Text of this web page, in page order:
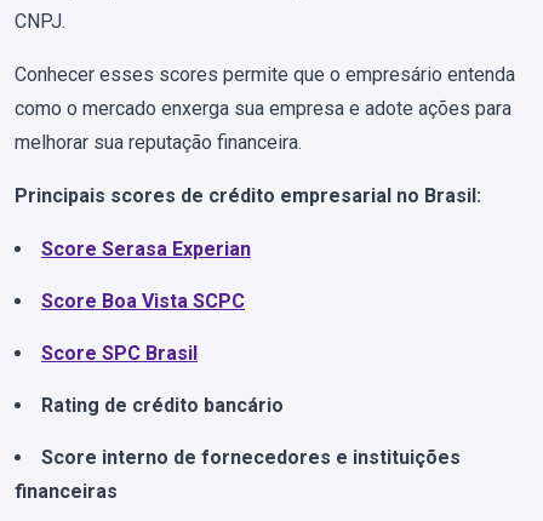
CNPJ.
Conhecer esses scores permite que o empresário entenda
como o mercado enxerga sua empresa e adote ações para
melhorar sua reputação financeira.
Principais scores de crédito empresarial no Brasil:
Score Serasa Experian
Score Boa Vista SCPC
Score SPC Brasil
Rating de crédito bancário
Score interno de fornecedores e instituições
financeiras